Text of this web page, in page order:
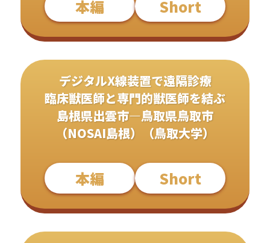
本編 Short
デジタルX線装置で遠隔診療
臨床獣医師と専門的獣医師を結ぶ
島根県出雲市―鳥取県鳥取市
（NOSAI島根）（鳥取大学）
本編 Short